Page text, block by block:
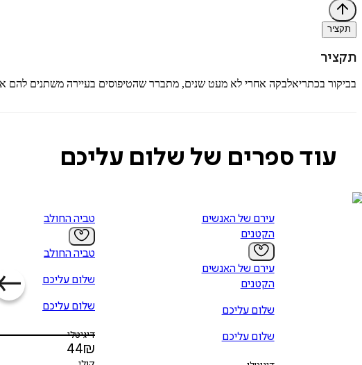
תקציר
תקציר
בביקור בכתריאלבקה אחרי לא מעט שנים, מתברר שהטיפוסים בעיירה משתנים להם
עוד ספרים של שלום עליכם
עירם של האנשים
הקטנים
עירם של האנשים
הקטנים
שלום עליכם
שלום עליכם
טביה החולב
טביה החולב
שלום עליכם
שלום עליכם
דיגיטלי
44₪